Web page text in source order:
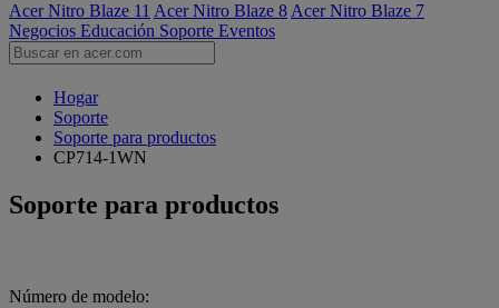
Acer Nitro Blaze 11 Acer Nitro Blaze 8 Acer Nitro Blaze 7
Negocios Educación Soporte Eventos
Hogar
Soporte
Soporte para productos
CP714-1WN
Soporte para productos
Número de modelo: